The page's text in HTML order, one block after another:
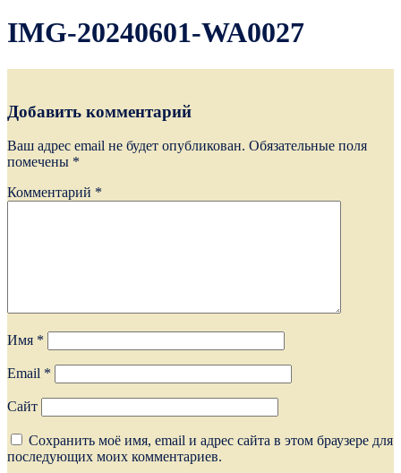
IMG-20240601-WA0027
Добавить комментарий
Ваш адрес email не будет опубликован. Обязательные поля
помечены *
Комментарий *
Имя *
Email *
Сайт
Сохранить моё имя, email и адрес сайта в этом браузере для
последующих моих комментариев.